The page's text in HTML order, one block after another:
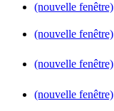
(nouvelle fenêtre)
(nouvelle fenêtre)
(nouvelle fenêtre)
(nouvelle fenêtre)